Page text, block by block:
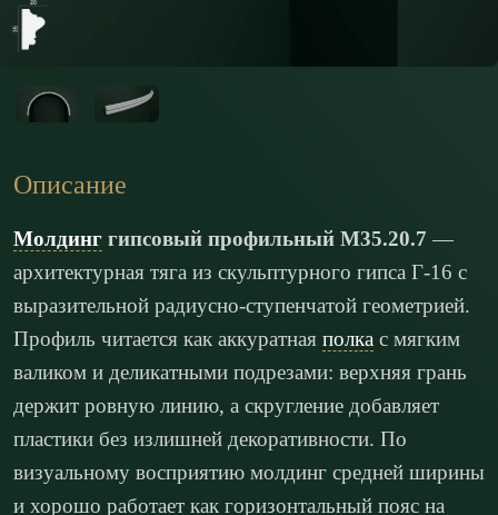
Описание
Молдинг гипсовый профильный М35.20.7 —
архитектурная тяга из скульптурного гипса Г-16 с
выразительной радиусно-ступенчатой геометрией.
Профиль читается как аккуратная полка с мягким
валиком и деликатными подрезами: верхняя грань
держит ровную линию, а скругление добавляет
пластики без излишней декоративности. По
визуальному восприятию молдинг средней ширины
и хорошо работает как горизонтальный пояс на